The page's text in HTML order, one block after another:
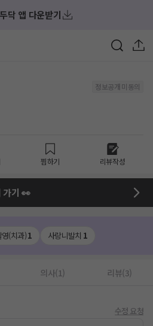
닥 앱 다운받기
정보공개 미동의
찜하기 리뷰작성
가기 👀
(치과)1 사랑니발치 1
의사(1) 리뷰(3)
수정 요청